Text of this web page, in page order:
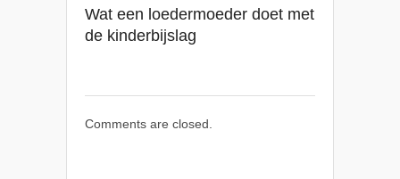
Wat een loedermoeder doet met
de kinderbijslag
Comments are closed.